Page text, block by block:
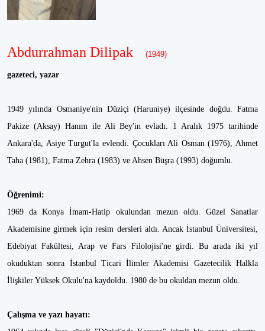
Abdurrahman Dilipak (1949)
gazeteci, yazar
1949 yılında Osmaniye'nin Düziçi (Haruniye) ilçesinde doğdu. Fatma
Pakize (Aksay) Hanım ile Ali Bey'in evladı. 1 Aralık 1975 tarihinde
Ankara'da, Asiye Turgut'la evlendi. Çocukları Ali Osman (1976), Ahmet
Taha (1981), Fatma Zehra (1983) ve Ahsen Büşra (1993) doğumlu.
Öğrenimi:
1969 da Konya İmam-Hatip okulundan mezun oldu. Güzel Sanatlar
Akademisine girmek için resim dersleri aldı. Ancak İstanbul Üniversitesi,
Edebiyat Fakültesi, Arap ve Fars Filolojisi'ne girdi. Bu arada iki yıl
okuduktan sonra İstanbul Ticari İlimler Akademisi Gazetecilik Halkla
İlişkiler Yüksek Okulu'na kaydoldu. 1980 de bu okuldan mezun oldu.
Çalışma ve yazı hayatı: